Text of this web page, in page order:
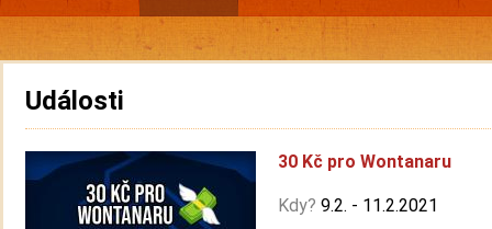
Události
30 Kč pro Wontanaru
Kdy? 9.2. - 11.2.2021